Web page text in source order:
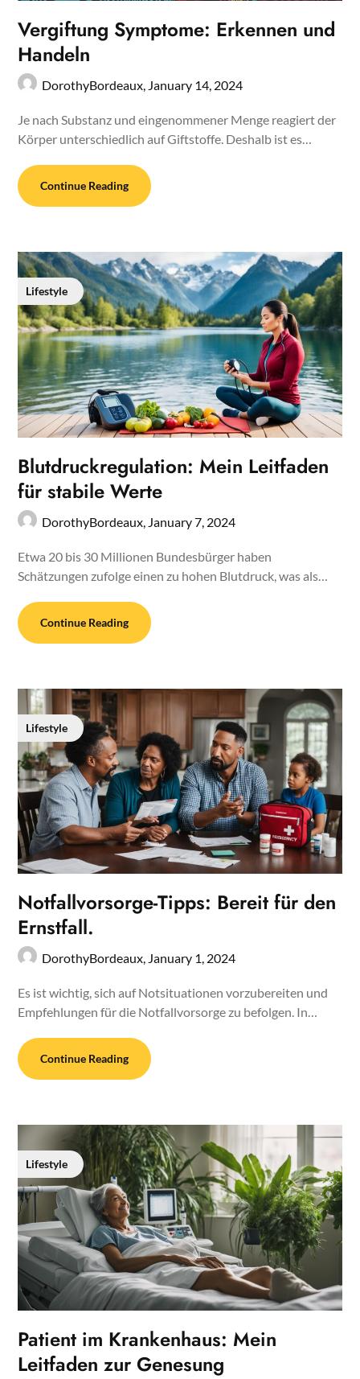
Vergiftung Symptome: Erkennen und
Handeln
DorothyBordeaux, January 14, 2024
Je nach Substanz und eingenommener Menge reagiert der
Körper unterschiedlich auf Giftstoffe. Deshalb ist es…
Continue Reading
Lifestyle
Blutdruckregulation: Mein Leitfaden
für stabile Werte
DorothyBordeaux, January 7, 2024
Etwa 20 bis 30 Millionen Bundesbürger haben
Schätzungen zufolge einen zu hohen Blutdruck, was als…
Continue Reading
Lifestyle
Notfallvorsorge-Tipps: Bereit für den
Ernstfall.
DorothyBordeaux, January 1, 2024
Es ist wichtig, sich auf Notsituationen vorzubereiten und
Empfehlungen für die Notfallvorsorge zu befolgen. In…
Continue Reading
Lifestyle
Patient im Krankenhaus: Mein
Leitfaden zur Genesung